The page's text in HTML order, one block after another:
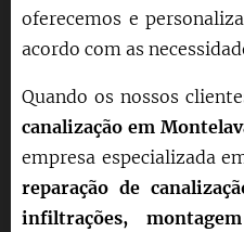
oferecemos e
acordo com as
Quando os nossos
canalização em
empresa especializada
reparação de
infiltrações,